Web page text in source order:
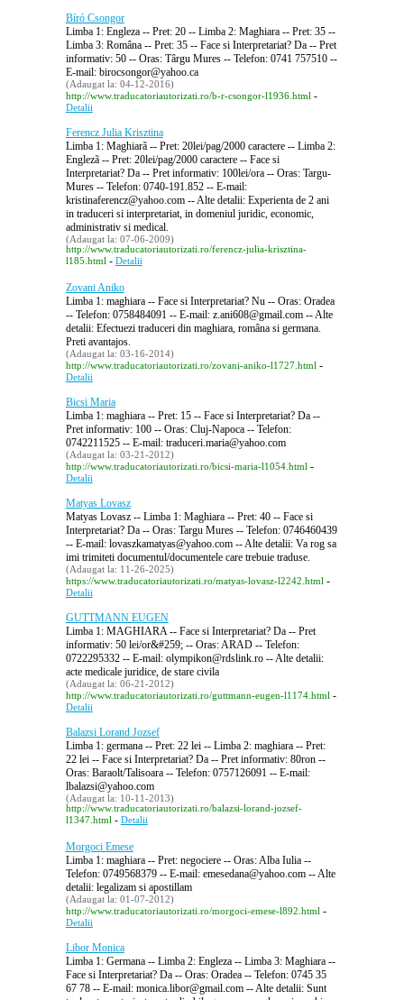
Bíró Csongor
Limba 1: Engleza -- Pret: 20 -- Limba 2: Maghiara -- Pret: 35 --
Limba 3: Româna -- Pret: 35 -- Face si Interpretariat? Da -- Pret
informativ: 50 -- Oras: Târgu Mures -- Telefon: 0741 757510 --
E-mail: birocsongor@yahoo.ca
(Adaugat la: 04-12-2016)
http://www.traducatoriautorizati.ro/b-r-csongor-l1936.html-
Detalii
Ferencz Julia Krisztina
Limba 1: Maghiarã -- Pret: 20lei/pag/2000 caractere -- Limba 2:
Englezã -- Pret: 20lei/pag/2000 caractere -- Face si
Interpretariat? Da -- Pret informativ: 100lei/ora -- Oras: Targu-
Mures -- Telefon: 0740-191.852 -- E-mail:
kristinaferencz@yahoo.com -- Alte detalii: Experienta de 2 ani
in traduceri si interpretariat, in domeniul juridic, economic,
administrativ si medical.
(Adaugat la: 07-06-2009)
http://www.traducatoriautorizati.ro/ferencz-julia-krisztina-
l185.html- Detalii
Zovani Aniko
Limba 1: maghiara -- Face si Interpretariat? Nu -- Oras: Oradea
-- Telefon: 0758484091 -- E-mail: z.ani608@gmail.com -- Alte
detalii: Efectuezi traduceri din maghiara, româna si germana.
Preti avantajos.
(Adaugat la: 03-16-2014)
http://www.traducatoriautorizati.ro/zovani-aniko-l1727.html-
Detalii
Bicsi Maria
Limba 1: maghiara -- Pret: 15 -- Face si Interpretariat? Da --
Pret informativ: 100 -- Oras: Cluj-Napoca -- Telefon:
0742211525 -- E-mail: traduceri.maria@yahoo.com
(Adaugat la: 03-21-2012)
http://www.traducatoriautorizati.ro/bicsi-maria-l1054.html-
Detalii
Matyas Lovasz
Matyas Lovasz -- Limba 1: Maghiara -- Pret: 40 -- Face si
Interpretariat? Da -- Oras: Targu Mures -- Telefon: 0746460439
-- E-mail: lovaszkamatyas@yahoo.com -- Alte detalii: Va rog sa
imi trimiteti documentul/documentele care trebuie traduse.
(Adaugat la: 11-26-2025)
https://www.traducatoriautorizati.ro/matyas-lovasz-l2242.html-
Detalii
GUTTMANN EUGEN
Limba 1: MAGHIARA -- Face si Interpretariat? Da -- Pret
informativ: 50 lei/or&#259; -- Oras: ARAD -- Telefon:
0722295332 -- E-mail: olympikon@rdslink.ro -- Alte detalii:
acte medicale juridice, de stare civila
(Adaugat la: 06-21-2012)
http://www.traducatoriautorizati.ro/guttmann-eugen-l1174.html-
Detalii
Balazsi Lorand Jozsef
Limba 1: germana -- Pret: 22 lei -- Limba 2: maghiara -- Pret:
22 lei -- Face si Interpretariat? Da -- Pret informativ: 80ron --
Oras: Baraolt/Talisoara -- Telefon: 0757126091 -- E-mail:
lbalazsi@yahoo.com
(Adaugat la: 10-11-2013)
http://www.traducatoriautorizati.ro/balazsi-lorand-jozsef-
l1347.html- Detalii
Morgoci Emese
Limba 1: maghiara -- Pret: negociere -- Oras: Alba Iulia --
Telefon: 0749568379 -- E-mail: emesedana@yahoo.com -- Alte
detalii: legalizam si apostillam
(Adaugat la: 01-07-2012)
http://www.traducatoriautorizati.ro/morgoci-emese-l892.html-
Detalii
Libor Monica
Limba 1: Germana -- Limba 2: Engleza -- Limba 3: Maghiara --
Face si Interpretariat? Da -- Oras: Oradea -- Telefon: 0745 35
67 78 -- E-mail: monica.libor@gmail.com -- Alte detalii: Sunt